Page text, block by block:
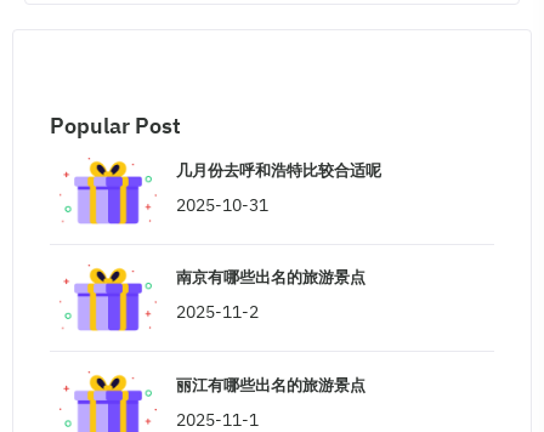
Popular Post
几月份去呼和浩特比较合适呢
2025-10-31
南京有哪些出名的旅游景点
2025-11-2
丽江有哪些出名的旅游景点
2025-11-1